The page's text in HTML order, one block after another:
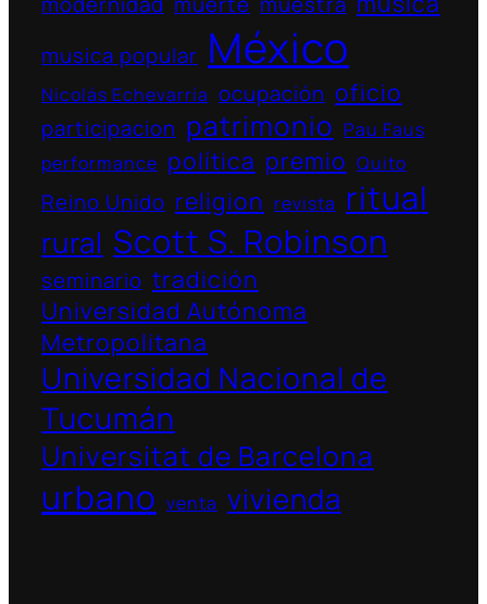
musica popular México
Nicolás Echevarría ocupación oficio
participacion patrimonio Pau Faus
performance política premio Quito
Reino Unido religion revista ritual
rural Scott S. Robinson
seminario tradición
Universidad Autónoma
Metropolitana
Universidad Nacional de
Tucumán
Universitat de Barcelona
urbano venta vivienda